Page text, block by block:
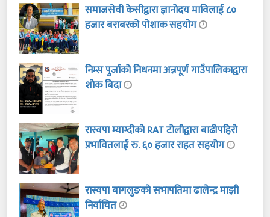
समाजसेवी केसीद्वारा ज्ञानोदय माविलाई ८०
हजार बराबरको पोशाक सहयोग
निम्स पुर्जाको निधनमा अन्नपूर्ण गाउँपालिकाद्वारा
शोक बिदा
रास्वपा म्याग्दीको RAT टोलीद्वारा बाढीपहिरो
प्रभावितलाई रु. ६० हजार राहत सहयोग
रास्वपा बागलुङको सभापतिमा ढालेन्द्र माझी
निर्वाचित